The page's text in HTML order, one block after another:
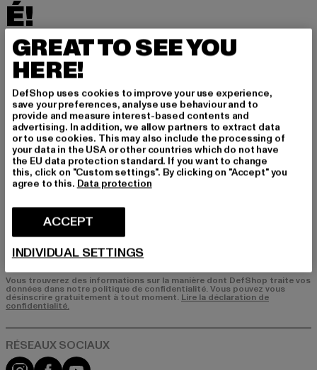
É!
Inscrivez-vous ici à notre newsletter et receve
z à l'avenir des informations sur les tendances
actuelles, les offres et les bons de réduction d
e DefShop par e-mail!
Quels sont les produits qui vous intéressent?
HOMME
FEMME
COURRIEL
S'INSCRIRE
Vous trouverez des informations sur la manière dont DefShop traite vos
données dans notre politique de confidentialité. Vous pouvez vous
désinscrire gratuitement à tout moment.Lire la déclaration de
confidentialité.
Visit our Instagram page:
Visit our Facebook page:
Visit our YouTube channel:
GREAT TO SEE YOU
HERE!
DefShop uses cookies to improve your use experience,
save your preferences, analyse use behaviour and to
provide and measure interest-based contents and
advertising. In addition, we allow partners to extract data
or to use cookies. This may also include the processing of
your data in the USA or other countries which do not have
the EU data protection standard. If you want to change
this, click on "Custom settings". By clicking on "Accept" you
agree to this. Data protection
ACCEPT
INDIVIDUAL SETTINGS